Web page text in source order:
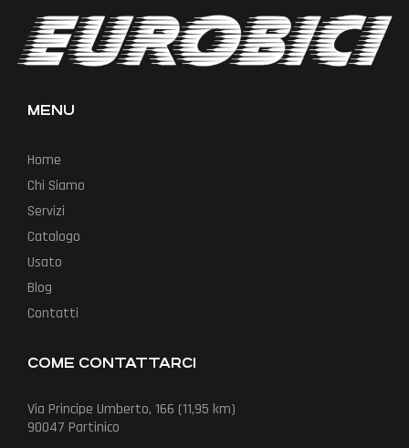
MENU
Home
Chi Siamo
Servizi
Catalogo
Usato
Blog
Contatti
COME CONTATTARCI
Via Principe Umberto, 166 (11,95 km)
90047 Partinico